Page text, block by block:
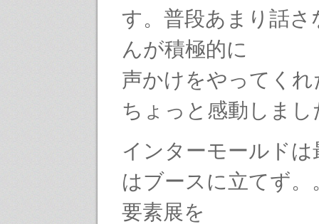
す。普段あまり話さ
んが積極的に
声かけをやってく
ちょっと感動しまし
インターモールドは
はブースに立てず。
要素展を